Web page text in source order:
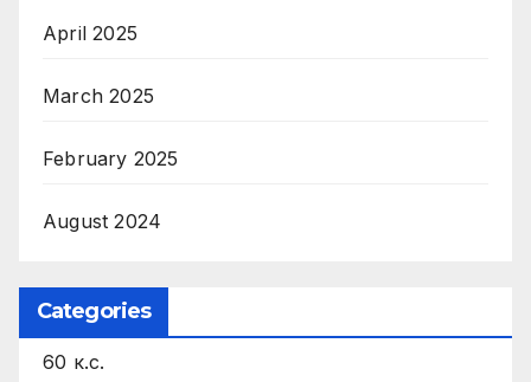
April 2025
March 2025
February 2025
August 2024
Categories
60 к.с.